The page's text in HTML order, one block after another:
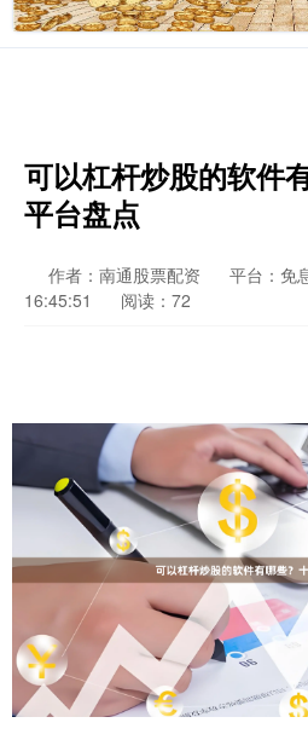
可以杠杆炒股的软件
平台盘点
作者：南通股票配资 平台：免
16:45:51
阅读：72